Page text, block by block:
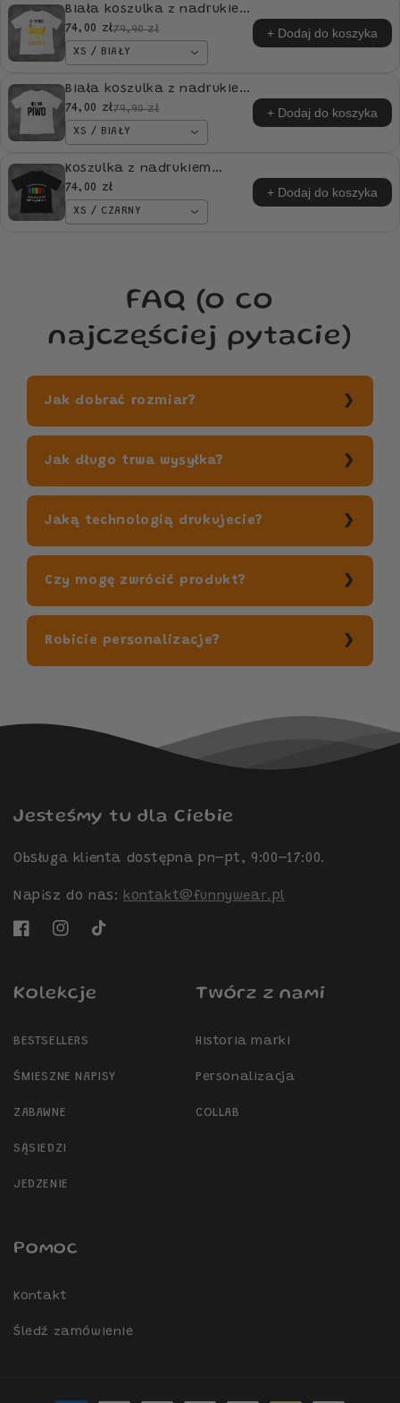
Biała koszulka z nadrukiem
Oh Ty Mój Bananku idealna
na PREZENT
74,00 zł79,90 zł
XS / BIAŁY
+ Dodaj do koszyka
Biała koszulka z nadrukiem
Koszulka Ide Na Piwo
idealna na PREZENT
74,00 zł79,90 zł
XS / BIAŁY
+ Dodaj do koszyka
Koszulka z nadrukiem
Posprzątałem tak
dokładnie, że jedyny śmieć
jaki został to JA idealna
74,00 zł
XS / CZARNY
+ Dodaj do koszyka
FAQ (o co
najczęściej pytacie)
Jak dobrać rozmiar?
Jak długo trwa wysyłka?
Jaką technologią drukujecie?
Czy mogę zwrócić produkt?
Robicie personalizacje?
Jesteśmy tu dla Ciebie
Obsługa klienta dostępna pn–pt, 9:00–17:00.
Napisz do nas: kontakt@funnywear.pl
FacebookInstagram
TikTok
Kolekcje
BESTSELLERS
ŚMIESZNE NAPISY
ZABAWNE
SĄSIEDZI
JEDZENIE
Twórz z nami
Historia marki
Personalizacja
COLLAB
Pomoc
Kontakt
Śledź zamówienie